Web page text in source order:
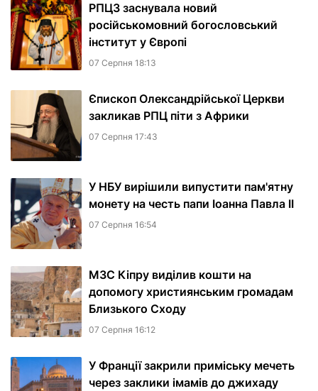
РПЦЗ заснувала новий
російськомовний богословський
інститут у Європі
07 Серпня 18:13
Єпископ Олександрійської Церкви
закликав РПЦ піти з Африки
07 Серпня 17:43
У НБУ вирішили випустити пам'ятну
монету на честь папи Іоанна Павла II
07 Серпня 16:54
МЗС Кіпру виділив кошти на
допомогу християнським громадам
Близького Сходу
07 Серпня 16:12
У Франції закрили приміську мечеть
через заклики імамів до джихаду